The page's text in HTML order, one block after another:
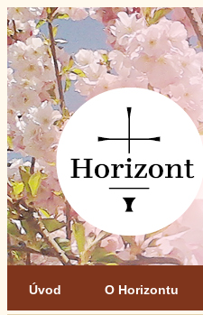
Úvod O Horizontu